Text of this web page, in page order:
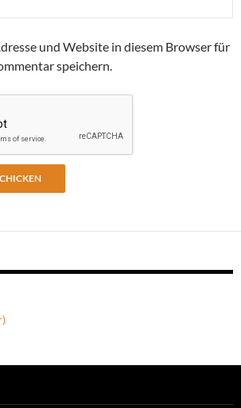
und Website in diesem Browser für
speichern.